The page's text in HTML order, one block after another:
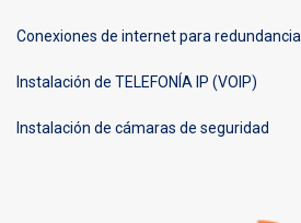
Conexiones de internet para redundancia
Instalación de TELEFONÍA IP (VOIP)
Instalación de cámaras de seguridad